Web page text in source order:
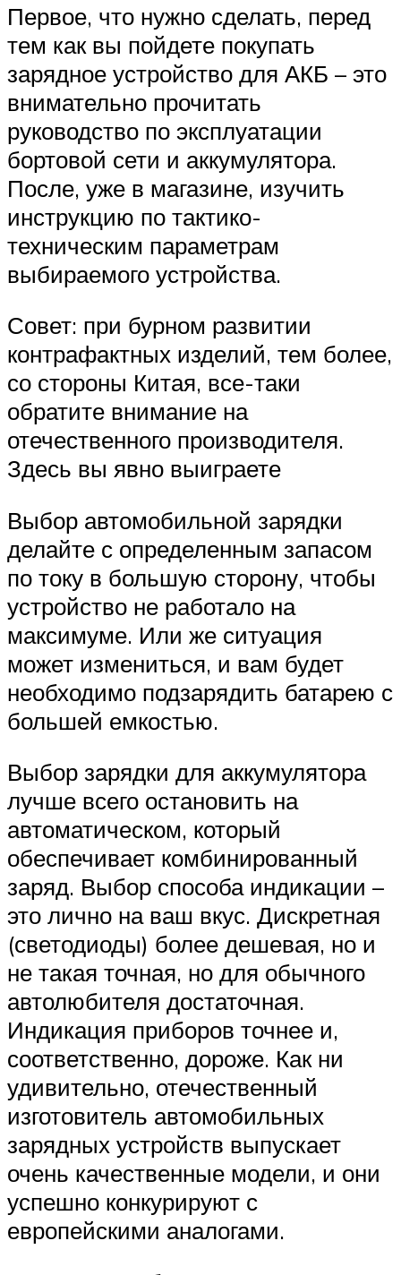
Первое, что нужно сделать, перед
тем как вы пойдете покупать
зарядное устройство для АКБ – это
внимательно прочитать
руководство по эксплуатации
бортовой сети и аккумулятора.
После, уже в магазине, изучить
инструкцию по тактико-
техническим параметрам
выбираемого устройства.
Совет: при бурном развитии
контрафактных изделий, тем более,
со стороны Китая, все-таки
обратите внимание на
отечественного производителя.
Здесь вы явно выиграете
Выбор автомобильной зарядки
делайте с определенным запасом
по току в большую сторону, чтобы
устройство не работало на
максимуме. Или же ситуация
может измениться, и вам будет
необходимо подзарядить батарею с
большей емкостью.
Выбор зарядки для аккумулятора
лучше всего остановить на
автоматическом, который
обеспечивает комбинированный
заряд. Выбор способа индикации –
это лично на ваш вкус. Дискретная
(светодиоды) более дешевая, но и
не такая точная, но для обычного
автолюбителя достаточная.
Индикация приборов точнее и,
соответственно, дороже. Как ни
удивительно, отечественный
изготовитель автомобильных
зарядных устройств выпускает
очень качественные модели, и они
успешно конкурируют с
европейскими аналогами.